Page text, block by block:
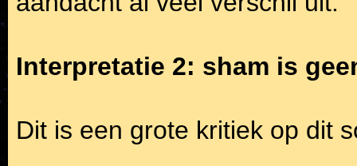
Interpretatie 2: sham is
Dit is een grote kritiek op dit